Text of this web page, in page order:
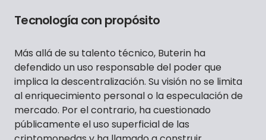
Tecnología con propósito
Más allá de su talento técnico, Buterin ha
defendido un uso responsable del poder que
implica la descentralización. Su visión no se limita
al enriquecimiento personal o la especulación de
mercado. Por el contrario, ha cuestionado
públicamente el uso superficial de las